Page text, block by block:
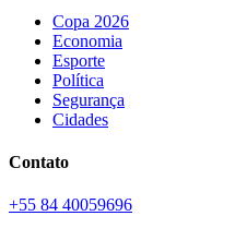
Copa 2026
Economia
Esporte
Política
Segurança
Cidades
Contato
+55 84 40059696